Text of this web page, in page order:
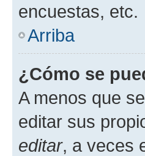
encuestas, etc.
Arriba
¿Cómo se
A menos que
editar sus
editar, a veces